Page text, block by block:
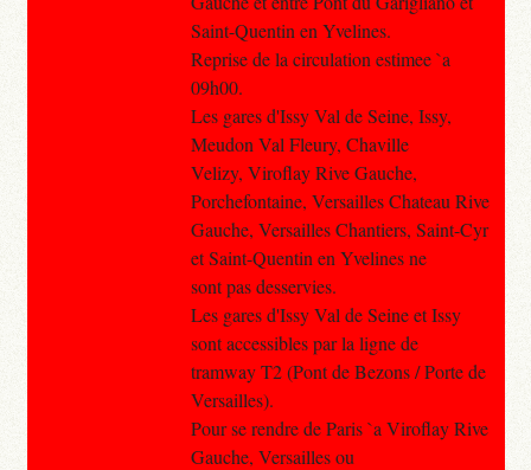
Saint-Quentin en Yvelines.
Reprise de la circulation estimee `a
09h00.
Les gares d'Issy Val de Seine, Issy,
Meudon Val Fleury, Chaville
Velizy, Viroflay Rive Gauche,
Porchefontaine, Versailles Chateau Rive
Gauche, Versailles Chantiers, Saint-Cyr
et Saint-Quentin en Yvelines ne
sont pas desservies.
Les gares d'Issy Val de Seine et Issy
sont accessibles par la ligne de
tramway T2 (Pont de Bezons / Porte de
Versailles).
Pour se rendre de Paris `a Viroflay Rive
Gauche, Versailles ou